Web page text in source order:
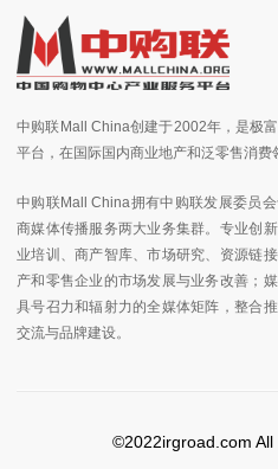
中购联Mall China创建于2002年，是极
平台，在国际国内商业地产和泛零售消费
中购联Mall China拥有中购联发展委员
商媒体传播服务两大业务集群。专业创
业培训、商产智库、市场研究、资源链
产和零售企业的市场发展与业务改善；
具号召力和辐射力的全媒体矩阵，整合
交流与品牌建设。
©2022irgroad.com